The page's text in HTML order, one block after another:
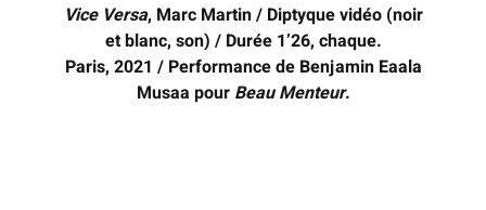
Vice Versa, Marc Martin / Diptyque vidéo (noir
et blanc, son) / Durée 1’26, chaque.
Paris, 2021 / Performance de Benjamin Eaala
Musaa pour Beau Menteur.